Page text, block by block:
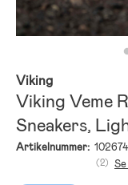
Viking
Viking Veme
Sneakers,
Artikelnummer:
(2)